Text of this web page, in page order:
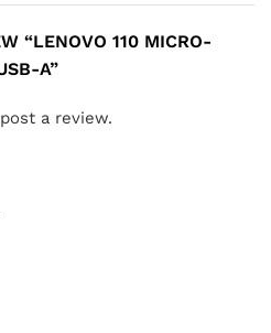
“LENOVO 110 MICRO-
A”
a review.